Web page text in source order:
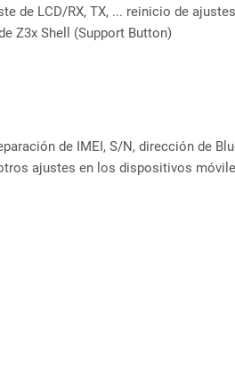
de LCD/RX, TX, ... reinicio de
Z3x Shell (Support Button)
de IMEI, S/N, dirección de
ajustes en los dispositivos